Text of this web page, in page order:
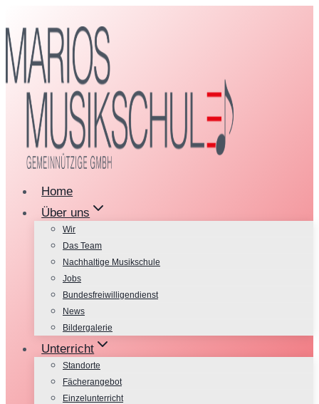
Inhalt
springen
Home
Über uns
Wir
Das Team
Nachhaltige Musikschule
Jobs
Bundesfreiwilligendienst
News
Bildergalerie
Unterricht
Standorte
Fächerangebot
Einzelunterricht